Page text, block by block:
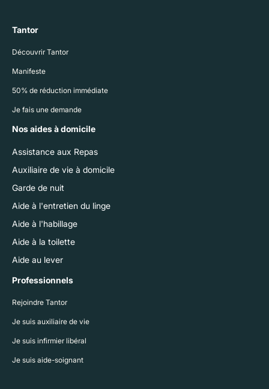
Tantor
Découvrir Tantor
Manifeste
50% de réduction immédiate
Je fais une demande
Nos aides à domicile
Assistance aux Repas
Auxiliaire de vie à domicile
Garde de nuit
Aide à l'entretien du linge
Aide à l'habillage
Aide à la toilette
Aide au lever
Professionnels
Rejoindre Tantor
Je suis auxiliaire de vie
Je suis infirmier libéral
Je suis aide-soignant